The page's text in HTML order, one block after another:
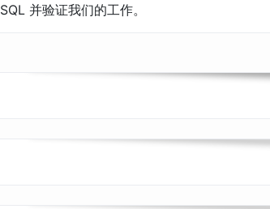
并验证我们的工作。